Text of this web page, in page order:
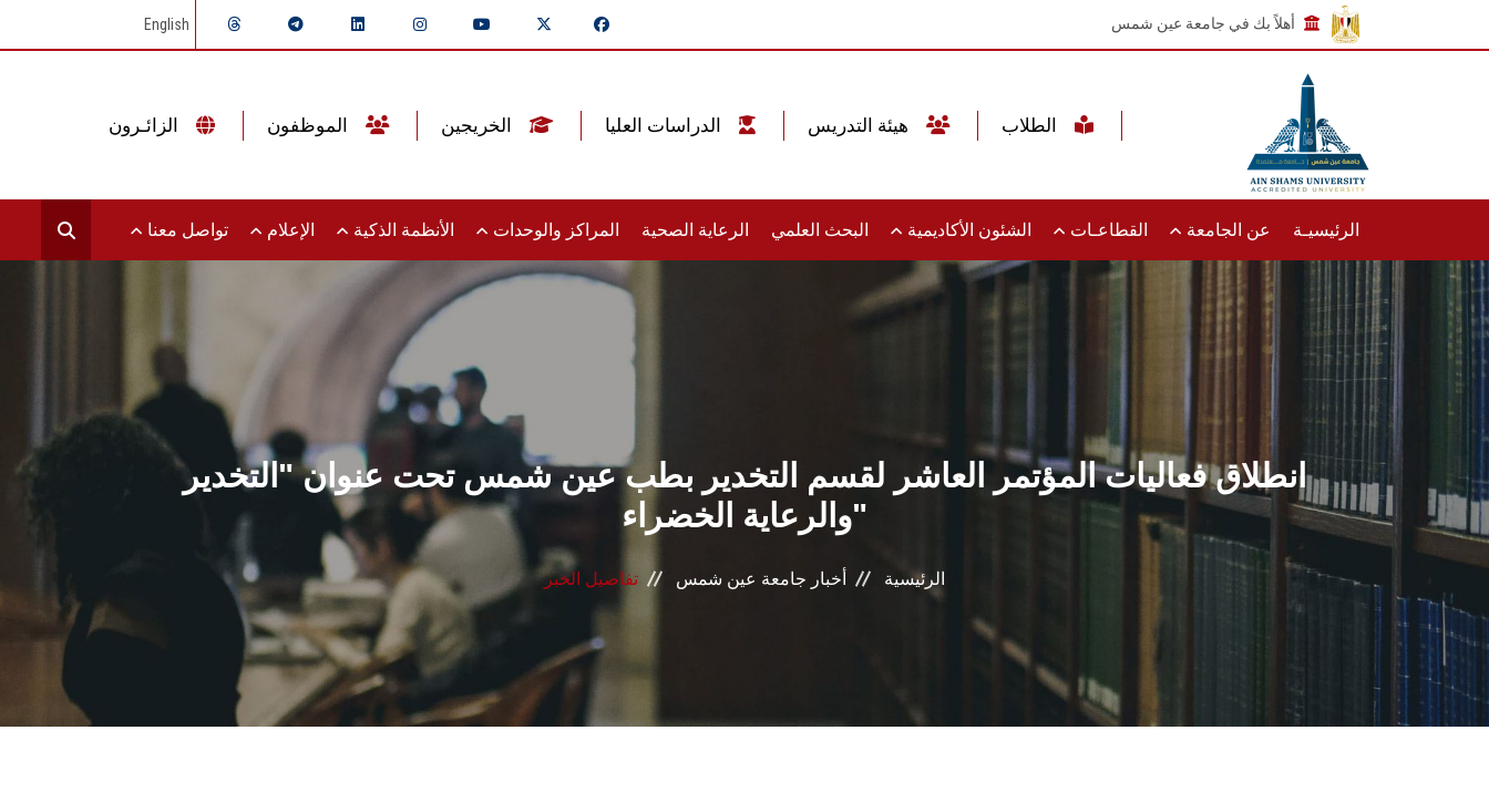
أهلاً بك في جامعة عين شمس English
الرئيسيـة عن الجامعة القطاعـات الشئون الأكاديمية البحث العلمي الرعاية الصحية المراكز والوحدات الأنظمة الذكية الإعلام تواصل معنا
انطلاق فعاليات المؤتمر العاشر لقسم التخدير بطب عين شمس تحت عنوان "التخدير
والرعاية الخضراء"
الرئيسية أخبار جامعة عين شمس تفاصيل الخبر